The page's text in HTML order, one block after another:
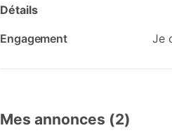
Détails
Engagement Je
Mes annonces (2)